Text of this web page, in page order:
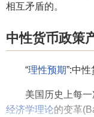
相互矛盾的。
中性货币政策
“理性预期”:中
美国历史上每一
经济学理论的变革